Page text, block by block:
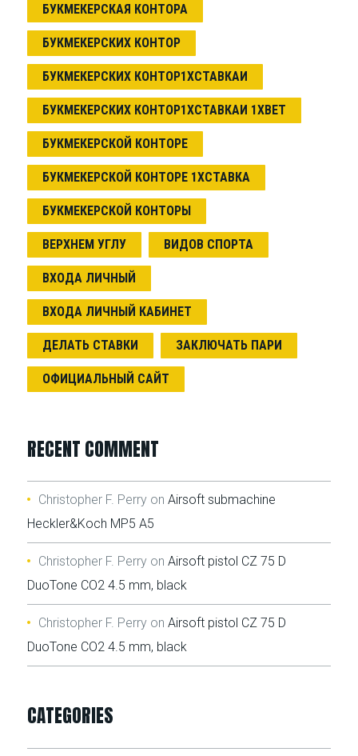
БУКМЕКЕРСКАЯ КОНТОРА
БУКМЕКЕРСКИХ КОНТОР
БУКМЕКЕРСКИХ КОНТОР1ХСТАВКАИ
БУКМЕКЕРСКИХ КОНТОР1ХСТАВКАИ 1XBET
БУКМЕКЕРСКОЙ КОНТОРЕ
БУКМЕКЕРСКОЙ КОНТОРЕ 1ХСТАВКА
БУКМЕКЕРСКОЙ КОНТОРЫ
ВЕРХНЕМ УГЛУ ВИДОВ СПОРТА
ВХОДА ЛИЧНЫЙ
ВХОДА ЛИЧНЫЙ КАБИНЕТ
ДЕЛАТЬ СТАВКИ ЗАКЛЮЧАТЬ ПАРИ
ОФИЦИАЛЬНЫЙ САЙТ
RECENT COMMENT
Christopher F. Perry on Airsoft submachine
Heckler&Koch MP5 A5
Christopher F. Perry on Airsoft pistol CZ 75 D
DuoTone CO2 4.5 mm, black
Christopher F. Perry on Airsoft pistol CZ 75 D
DuoTone CO2 4.5 mm, black
CATEGORIES